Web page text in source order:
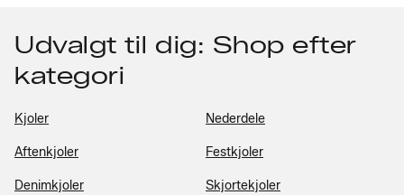
Udvalgt til dig: Shop efter
kategori
Kjoler Nederdele
Aftenkjoler Festkjoler
Denimkjoler Skjortekjoler